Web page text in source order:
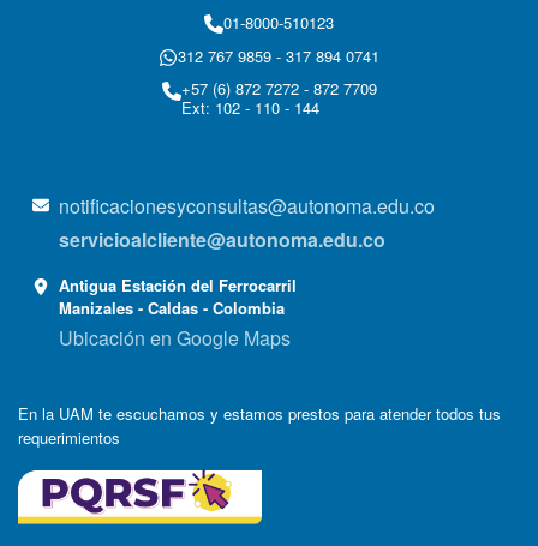
01-8000-510123
312 767 9859 - 317 894 0741
+57 (6) 872 7272 - 872 7709
Ext: 102 - 110 - 144
notificacionesyconsultas@autonoma.edu.co
servicioalcliente@autonoma.edu.co
Antigua Estación del Ferrocarril
Manizales - Caldas - Colombia
Ubicación en Google Maps
En la UAM te escuchamos y estamos prestos para atender todos tus
requerimientos